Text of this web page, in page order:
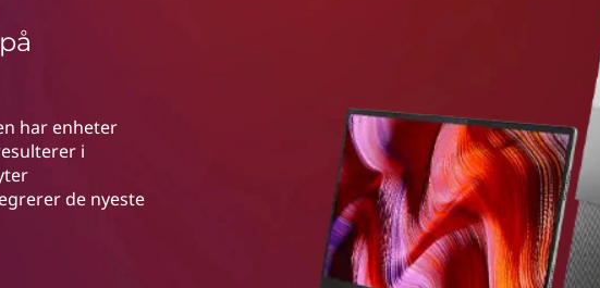
har enheter
i
de nyeste